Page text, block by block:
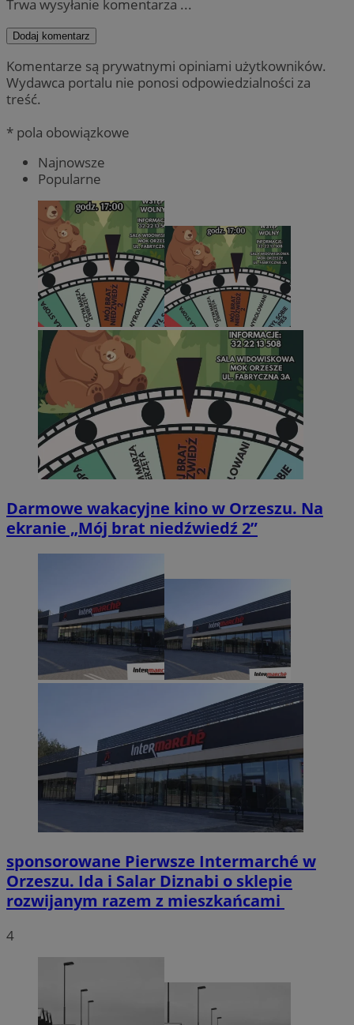
Trwa wysyłanie komentarza ...
Dodaj komentarz
Komentarze są prywatnymi opiniami użytkowników.
Wydawca portalu nie ponosi odpowiedzialności za
treść.
* pola obowiązkowe
Najnowsze
Popularne
Darmowe wakacyjne kino w Orzeszu. Na
ekranie „Mój brat niedźwiedź 2”
sponsorowane Pierwsze Intermarché w
Orzeszu. Ida i Salar Diznabi o sklepie
rozwijanym razem z mieszkańcami
4